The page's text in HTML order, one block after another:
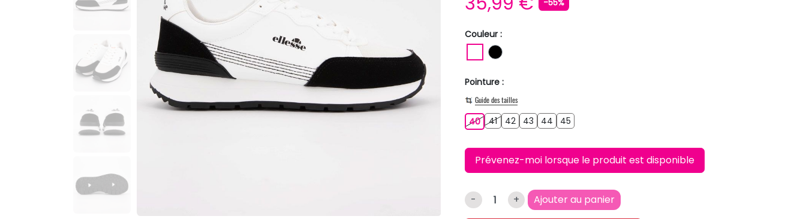
-55%
Couleur :
BLANCNOIR
Pointure :
Guide des tailles
40404141 424243 4344 4445
Prévenez-moi lorsque le produit est disponible
- + Ajouter au panier